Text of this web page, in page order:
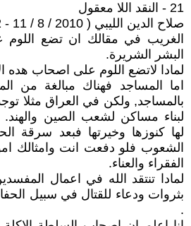
21 - النقد اللا معقول
صلاح الدين الليبي ( 2010 / 8 / 11 - 12:12 )
الغريب في مقالك ان تضع اللوم
البشر الشريرة.
لمادا لاتضع اللوم على اصحاب هده
اما المساجد فهناك مبالغة من
بالمساجد, ولكن في العراق مثلا
لبناء مساكن لشعب الصين
لها كنوزها وخيرتها فبعد سرقة
الشعوب فلو دفعت انت وامثالك
الفقراء والعناء.
لمادا تنتقد الله في اعمال
بثروات ودعاء للقتال في سبيل
.